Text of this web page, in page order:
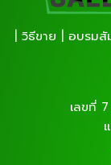
| วิธีขาย | อบรม
เลขที่